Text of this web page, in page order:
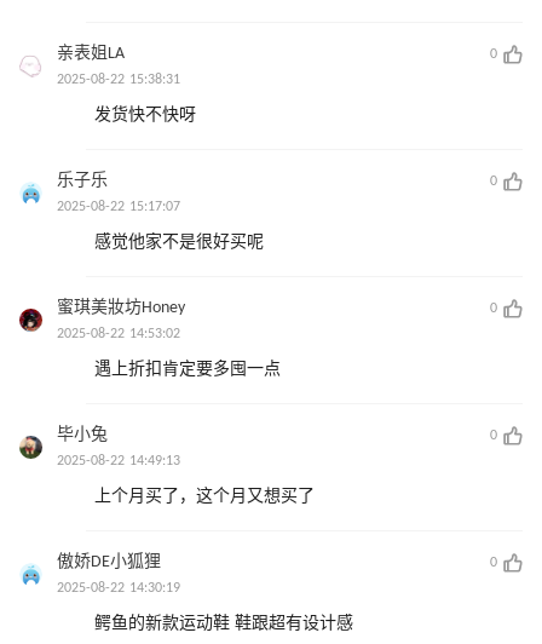
亲表姐LA
0
2025-08-22 15:38:31
发货快不快呀
乐子乐
0
2025-08-22 15:17:07
感觉他家不是很好买呢
蜜琪美妝坊Honey
0
2025-08-22 14:53:02
遇上折扣肯定要多囤一点
毕小兔
0
2025-08-22 14:49:13
上个月买了，这个月又想买了
傲娇DE小狐狸
0
2025-08-22 14:30:19
鳄鱼的新款运动鞋 鞋跟超有设计感